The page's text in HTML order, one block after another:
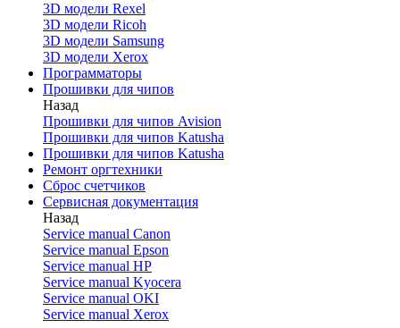
3D модели Rexel
3D модели Ricoh
3D модели Samsung
3D модели Xerox
Программаторы
Прошивки для чипов
Назад
Прошивки для чипов Avision
Прошивки для чипов Katusha
Прошивки для чипов Katusha
Ремонт оргтехники
Сброс счетчиков
Сервисная документация
Назад
Service manual Canon
Service manual Epson
Service manual HP
Service manual Kyocera
Service manual OKI
Service manual Xerox